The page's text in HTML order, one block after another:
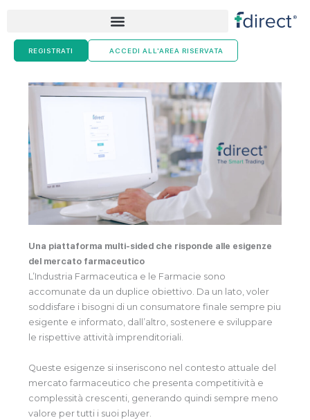
content
REGISTRATI ACCEDI ALL'AREA RISERVATA
Una piattaforma multi-sided che risponde alle esigenze
del mercato farmaceutico
L’Industria Farmaceutica e le Farmacie sono
accomunate da un duplice obiettivo. Da un lato, voler
soddisfare i bisogni di un consumatore finale sempre piu
esigente e informato, dall’altro, sostenere e sviluppare
le rispettive attività imprenditoriali.
Queste esigenze si inseriscono nel contesto attuale del
mercato farmaceutico che presenta competitività e
complessità crescenti, generando quindi sempre meno
valore per tutti i suoi player.